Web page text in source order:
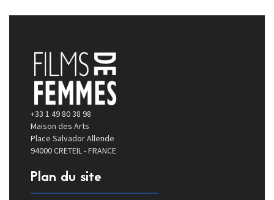
+33 1 49 80 38 98
Maison des Arts
Place Salvador Allende
94000 CRETEIL - FRANCE
Plan du site